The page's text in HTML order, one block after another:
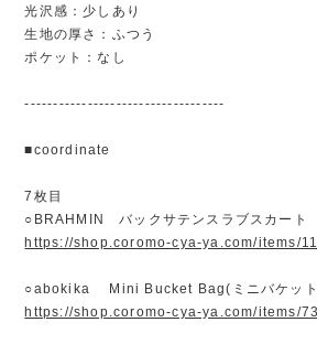
光沢感：少しあり
生地の厚さ：ふつう
ポケット：なし
-----------------------------------
■coordinate
7枚目
○BRAHMIN バックサテンスラブスカート
https://shop.coromo-cya-ya.com/items/
○abokika Mini Bucket Bag(ミニバケット
https://shop.coromo-cya-ya.com/items/